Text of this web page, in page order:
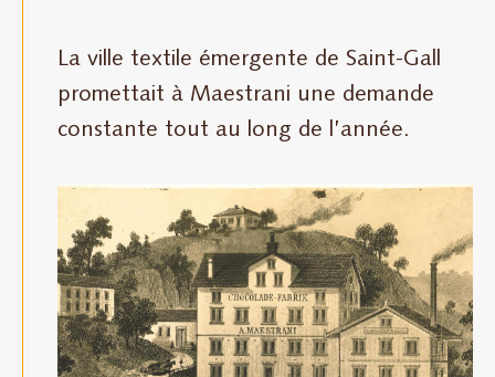
La ville textile émergente de Saint-Gall
promettait à Maestrani une demande
constante tout au long de l’année.